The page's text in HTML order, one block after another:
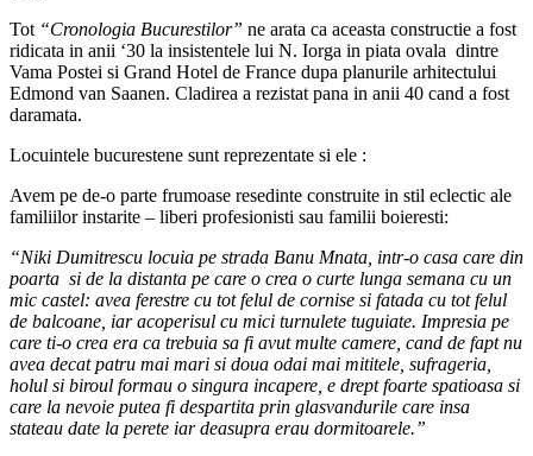
Tot “Cronologia Bucurestilor” ne arata ca aceasta constructie a fost
ridicata in anii ‘30 la insistentele lui N. Iorga in piata ovala dintre
Vama Postei si Grand Hotel de France dupa planurile arhitectului
Edmond van Saanen. Cladirea a rezistat pana in anii 40 cand a fost
daramata.
Locuintele bucurestene sunt reprezentate si ele :
Avem pe de-o parte frumoase resedinte construite in stil eclectic ale
familiilor instarite – liberi profesionisti sau familii boieresti:
“Niki Dumitrescu locuia pe strada Banu Mnata, intr-o casa care din
poarta si de la distanta pe care o crea o curte lunga semana cu un
mic castel: avea ferestre cu tot felul de cornise si fatada cu tot felul
de balcoane, iar acoperisul cu mici turnulete tuguiate. Impresia pe
care ti-o crea era ca trebuia sa fi avut multe camere, cand de fapt nu
avea decat patru mai mari si doua odai mai mititele, sufrageria,
holul si biroul formau o singura incapere, e drept foarte spatioasa si
care la nevoie putea fi despartita prin glasvandurile care insa
stateau date la perete iar deasupra erau dormitoarele.”